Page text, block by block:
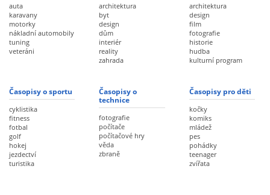
auta
karavany
motorky
nákladní automobily
tuning
veteráni
architektura
byt
design
dům
interiér
reality
zahrada
architektura
design
film
fotografie
historie
hudba
kulturní program
Časopisy o sportu
cyklistika
fitness
fotbal
golf
hokej
jezdectví
turistika
Časopisy o
technice
fotografie
počítače
počítačové hry
věda
zbraně
Časopisy pro děti
kočky
komiks
mládež
pes
pohádky
teenager
zvířata